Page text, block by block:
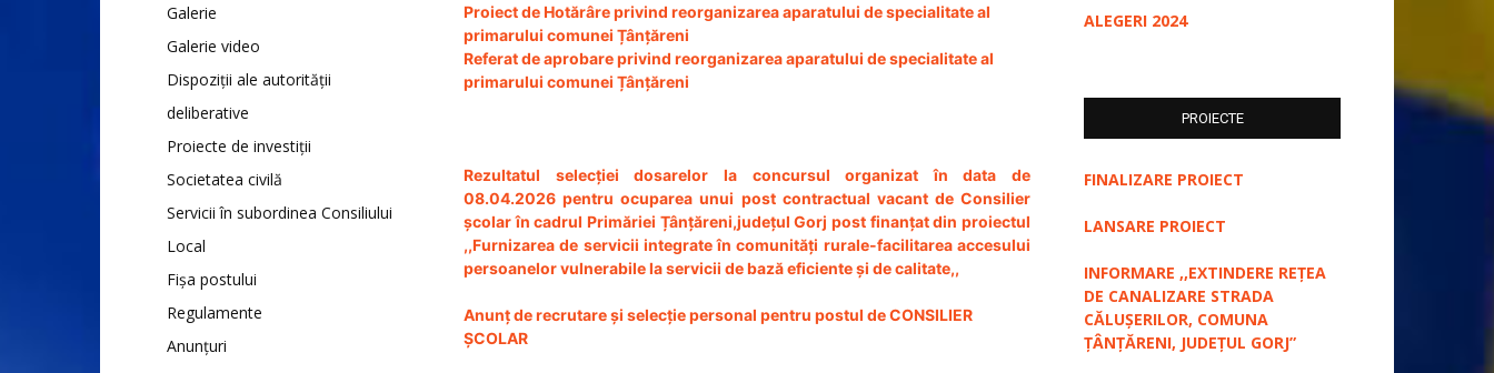
Galerie
Galerie video
Dispoziții ale autorității
deliberative
Proiecte de investiții
Societatea civilă
Servicii în subordinea Consiliului
Local
Fișa postului
Regulamente
Anunțuri
Proiect de Hotărâre privind reorganizarea aparatului de specialitate al
primarului comunei Țânțăreni
Referat de aprobare privind reorganizarea aparatului de specialitate al
primarului comunei Țânțăreni
Rezultatul selecției dosarelor la concursul organizat în data de
08.04.2026 pentru ocuparea unui post contractual vacant de Consilier
școlar în cadrul Primăriei Țânțăreni,județul Gorj post finanțat din proiectul
,,Furnizarea de servicii integrate în comunități rurale-facilitarea accesului
persoanelor vulnerabile la servicii de bază eficiente și de calitate,,
Anunț de recrutare și selecție personal pentru postul de CONSILIER
ȘCOLAR
ALEGERI 2024
PROIECTE
FINALIZARE PROIECT
LANSARE PROIECT
INFORMARE ,,EXTINDERE REȚEA
DE CANALIZARE STRADA
CĂLUȘERILOR, COMUNA
ȚÂNȚĂRENI, JUDEȚUL GORJ”